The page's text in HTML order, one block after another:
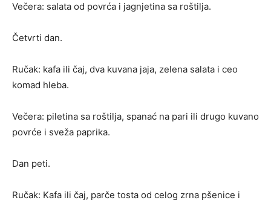
Večera: salata od povrća i jagnjetina sa roštilja.
Četvrti dan.
Ručak: kafa ili čaj, dva kuvana jaja, zelena salata i ceo
komad hleba.
Večera: piletina sa roštilja, spanać na pari ili drugo kuvano
povrće i sveža paprika.
Dan peti.
Ručak: Kafa ili čaj, parče tosta od celog zrna pšenice i